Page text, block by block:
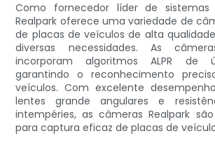
Como fornecedor líder de
Realpark oferece uma variedade de
de placas de veículos de alta
diversas necessidades. As
incorporam algoritmos ALPR de
garantindo o reconhecimento
veículos. Com excelente
lentes grande angulares e
intempéries, as câmeras Realpark
para captura eficaz de placas de